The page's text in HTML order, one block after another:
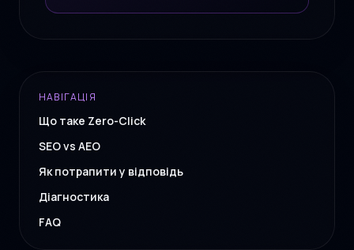
НАВІГАЦІЯ
Що таке Zero-Click
SEO vs AEO
Як потрапити у відповідь
Діагностика
FAQ